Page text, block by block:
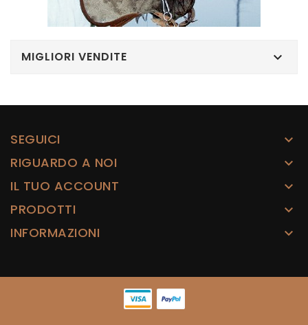
MIGLIORI VENDITE 
SEGUICI 
RIGUARDO A NOI 
IL TUO ACCOUNT 
PRODOTTI 
INFORMAZIONI 